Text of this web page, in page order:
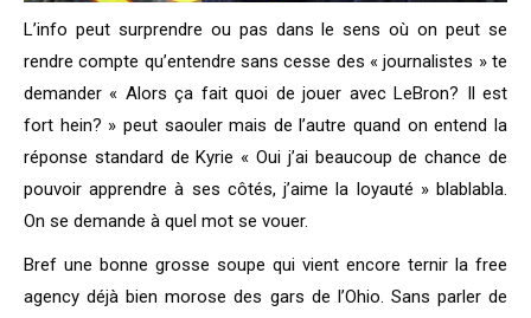
L’info peut surprendre ou pas dans le sens où on peut se
rendre compte qu’entendre sans cesse des « journalistes » te
demander « Alors ça fait quoi de jouer avec LeBron? Il est
fort hein? » peut saouler mais de l’autre quand on entend la
réponse standard de Kyrie « Oui j’ai beaucoup de chance de
pouvoir apprendre à ses côtés, j’aime la loyauté » blablabla.
On se demande à quel mot se vouer.
Bref une bonne grosse soupe qui vient encore ternir la free
agency déjà bien morose des gars de l’Ohio. Sans parler de